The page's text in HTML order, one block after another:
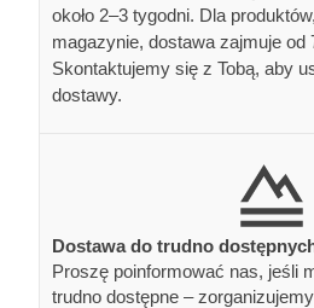
około 2–3 tygodni. Dla
magazynie, dostawa zajmuje od
Skontaktujemy się z Tobą, aby
dostawy.
Dostawa do trudno
Proszę poinformować nas, jeśli
trudno dostępne –